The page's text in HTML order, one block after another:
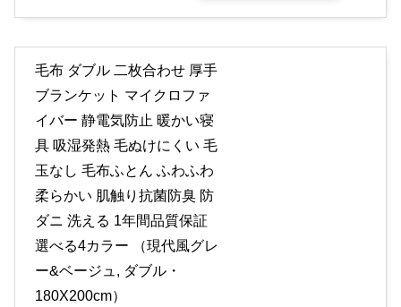
毛布 ダブル 二枚合わせ 厚手
ブランケット マイクロファ
イバー 静電気防止 暖かい寝
具 吸湿発熱 毛ぬけにくい 毛
玉なし 毛布ふとん ふわふわ
柔らかい 肌触り抗菌防臭 防
ダニ 洗える 1年間品質保証
選べる4カラー （現代風グレ
ー&ベージュ, ダブル・
180X200cm）